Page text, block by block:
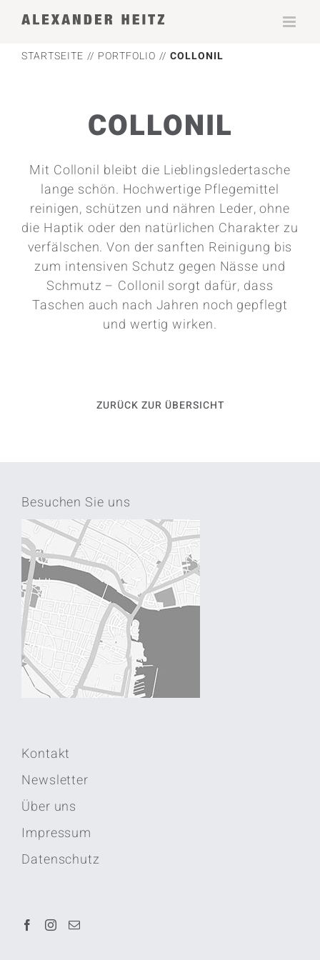
Inhalt
springen
STARTSEITE PORTFOLIO COLLONIL
COLLONIL
Mit Collonil bleibt die Lieblingsledertasche
lange schön. Hochwertige Pflegemittel
reinigen, schützen und nähren Leder, ohne
die Haptik oder den natürlichen Charakter zu
verfälschen. Von der sanften Reinigung bis
zum intensiven Schutz gegen Nässe und
Schmutz – Collonil sorgt dafür, dass
Taschen auch nach Jahren noch gepflegt
und wertig wirken.
ZURÜCK ZUR ÜBERSICHT
Besuchen Sie uns
Kontakt
Newsletter
Über uns
Impressum
Datenschutz